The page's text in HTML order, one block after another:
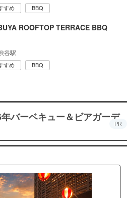
すめ BBQ
ROOFTOP TERRACE BBQ
谷駅
すめ BBQ
バーベキュー＆ビアガーデ
PR